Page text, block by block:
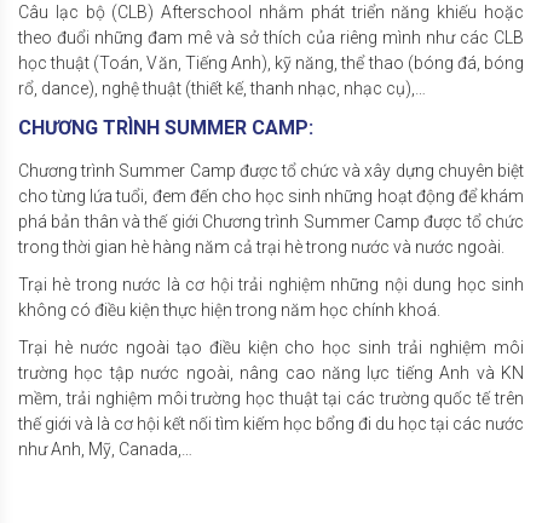
Câu lạc bộ (CLB) Afterschool nhằm phát triển năng khiếu hoặc
theo đuổi những đam mê và sở thích của riêng mình như các CLB
học thuật (Toán, Văn, Tiếng Anh), kỹ năng, thể thao (bóng đá, bóng
rổ, dance), nghệ thuật (thiết kế, thanh nhạc, nhạc cụ),…
CHƯƠNG TRÌNH SUMMER CAMP:
Chương trình Summer Camp được tổ chức và xây dựng chuyên biệt
cho từng lứa tuổi, đem đến cho học sinh những hoạt động để khám
phá bản thân và thế giới Chương trình Summer Camp được tổ chức
trong thời gian hè hàng năm cả trại hè trong nước và nước ngoài.
Trại hè trong nước là cơ hội trải nghiệm những nội dung học sinh
không có điều kiện thực hiện trong năm học chính khoá.
Trại hè nước ngoài tạo điều kiện cho học sinh trải nghiệm môi
trường học tập nước ngoài, nâng cao năng lực tiếng Anh và KN
mềm, trải nghiệm môi trường học thuật tại các trường quốc tế trên
thế giới và là cơ hội kết nối tìm kiếm học bổng đi du học tại các nước
như Anh, Mỹ, Canada,…